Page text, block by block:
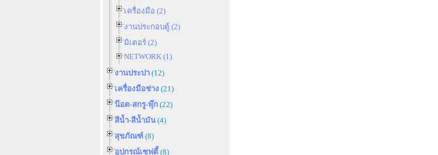
เครื่องมือ (2)
งานประกอบตู้ (2)
มิเตอร์ (2)
NETWORK (1)
งานประปา(12)
เครื่องมือช่าง (21)
น๊อต-สกรู-พุ๊ก(22)
สีน้ำ-สีน้ำมัน(4)
สุขภัณฑ์(8)
อุปกรณ์เซฟตี้(8)